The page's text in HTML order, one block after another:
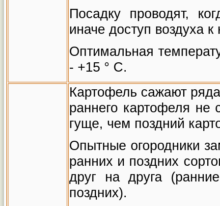
Посадку проводят,
иначе доступ воздуха
Оптимальная
- +15 ° С.
Картофель сажают
раннего картофеля не
гуще, чем поздний
Опытные огородники
ранних и поздних
друг на друга
поздних).